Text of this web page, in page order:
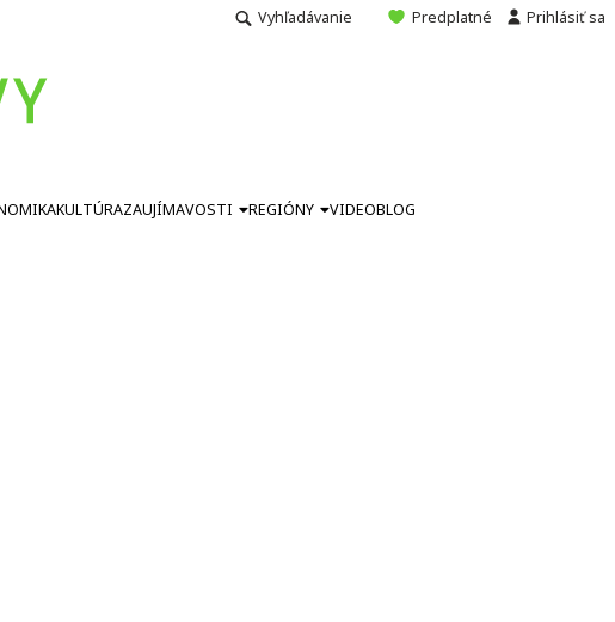
Vyhľadávanie Predplatné Prihlásiť sa
KULTÚRAZAUJÍMAVOSTI REGIÓNY VIDEOBLOG